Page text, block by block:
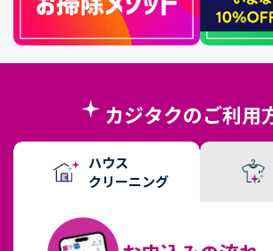
カジタクのご利用
ハウス
クリーニング